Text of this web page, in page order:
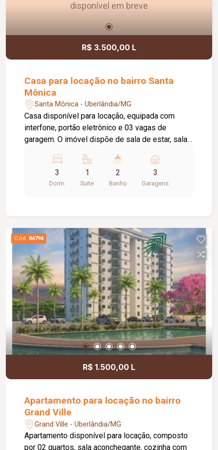
disponível em breve
R$ 3.500,00 L
Casa para locação no bairro Santa
Mônica
Santa Mônica - Uberlândia/MG
Casa disponível para locação, equipada com
interfone, portão eletrônico e 03 vagas de
garagem. O imóvel dispõe de sala de estar, sala
armários embutidos e 01 suíte com box em
blindex e espelho, além de banheiro social
completo. A cozinha conta com armários,
piso em cerâmica, garantindo fácil manutenção.
Uma excelente opção para quem busca conforto,
segurança e espaços amplos para toda a família.
3
Dorm.
1
Suite
2
Banho
3
Garagens
Cód. 84794
R$ 1.500,00 L
Apartamento para locação no bairro
Grand Ville
Grand Ville - Uberlândia/MG
Apartamento disponível para locação, composto
por 02 quartos, sala aconchegante, cozinha com